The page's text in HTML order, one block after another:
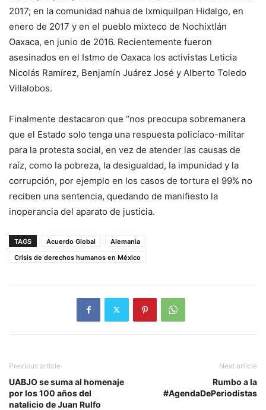
2017; en la comunidad nahua de Ixmiquilpan Hidalgo, en
enero de 2017 y en el pueblo mixteco de Nochixtlán
Oaxaca, en junio de 2016. Recientemente fueron
asesinados en el Istmo de Oaxaca los activistas Leticia
Nicolás Ramírez, Benjamín Juárez José y Alberto Toledo
Villalobos.
Finalmente destacaron que “nos preocupa sobremanera
que el Estado solo tenga una respuesta policíaco-militar
para la protesta social, en vez de atender las causas de
raíz, como la pobreza, la desigualdad, la impunidad y la
corrupción, por ejemplo en los casos de tortura el 99% no
reciben una sentencia, quedando de manifiesto la
inoperancia del aparato de justicia.
TAGS Acuerdo Global
Alemania
Crisis de derechos humanos en México
Previous article
UABJO se suma al homenaje
por los 100 años del
natalicio de Juan Rulfo
Next article
Rumbo a la
#AgendaDePeriodistas